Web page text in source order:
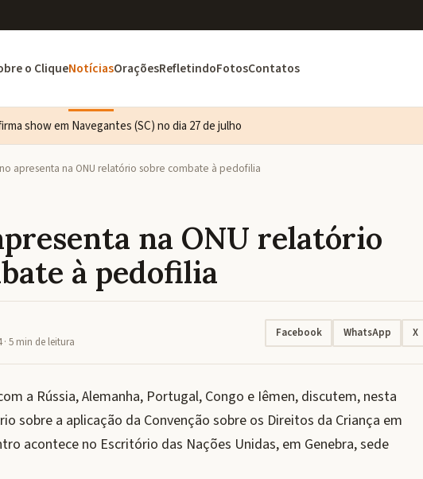
o CliqueNotíciasOraçõesRefletindoFotosContatos
show em Navegantes (SC) no dia 27 de julho
apresenta na ONU relatório sobre combate à pedofilia
na ONU relatório
à pedofilia
· 5 min de leitura
Facebook WhatsApp X
a Rússia, Alemanha, Portugal, Congo e Iêmen, discutem, nesta
sobre a aplicação da Convenção sobre os Direitos da Criança em
acontece no Escritório das Nações Unidas, em Genebra, sede